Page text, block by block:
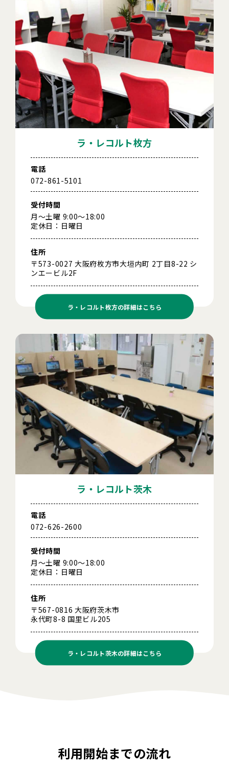
ラ・レコルト枚方
電話
072-861-5101
受付時間
月～土曜 9:00～18:00
定休日：日曜日
住所
〒573-0027 大阪府枚方市大垣内町 2丁目8-22 シ
ンエービル2F
ラ・レコルト枚方の詳細はこちら
ラ・レコルト茨木
電話
072-626-2600
受付時間
月～土曜 9:00～18:00
定休日：日曜日
住所
〒567-0816 大阪府茨木市
永代町8-8 国里ビル205
ラ・レコルト茨木の詳細はこちら
利用開始までの流れ